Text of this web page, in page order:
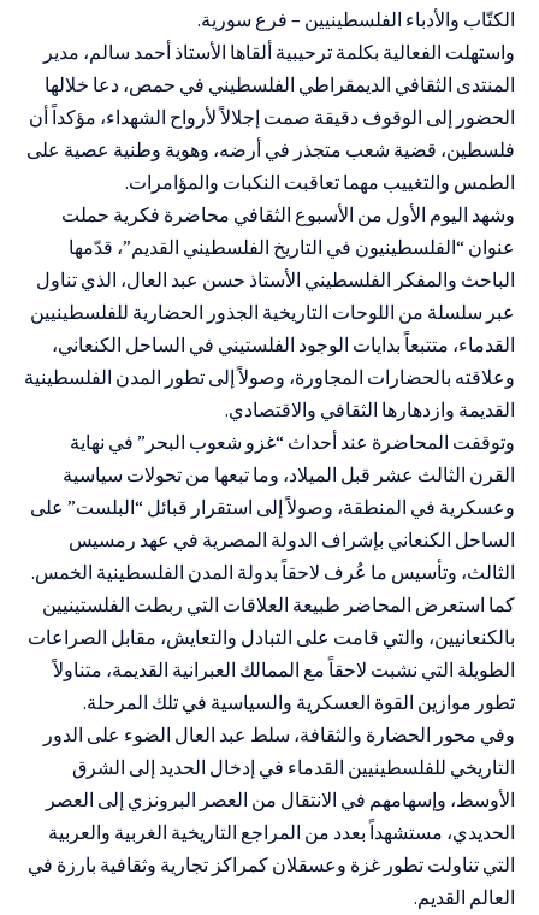
الكتّاب والأدباء الفلسطينيين – فرع سورية.
واستهلت الفعالية بكلمة ترحيبية ألقاها الأستاذ أحمد سالم، مدير
المنتدى الثقافي الديمقراطي الفلسطيني في حمص، دعا خلالها
الحضور إلى الوقوف دقيقة صمت إجلالاً لأرواح الشهداء، مؤكداً أن
فلسطين، قضية شعب متجذر في أرضه، وهوية وطنية عصية على
الطمس والتغييب مهما تعاقبت النكبات والمؤامرات.
وشهد اليوم الأول من الأسبوع الثقافي محاضرة فكرية حملت
عنوان “الفلسطينيون في التاريخ الفلسطيني القديم”، قدّمها
الباحث والمفكر الفلسطيني الأستاذ حسن عبد العال، الذي تناول
عبر سلسلة من اللوحات التاريخية الجذور الحضارية للفلسطينيين
القدماء، متتبعاً بدايات الوجود الفلستيني في الساحل الكنعاني،
وعلاقته بالحضارات المجاورة، وصولاً إلى تطور المدن الفلسطينية
القديمة وازدهارها الثقافي والاقتصادي.
وتوقفت المحاضرة عند أحداث “غزو شعوب البحر” في نهاية
القرن الثالث عشر قبل الميلاد، وما تبعها من تحولات سياسية
وعسكرية في المنطقة، وصولاً إلى استقرار قبائل “البلست” على
الساحل الكنعاني بإشراف الدولة المصرية في عهد رمسيس
الثالث، وتأسيس ما عُرف لاحقاً بدولة المدن الفلسطينية الخمس.
كما استعرض المحاضر طبيعة العلاقات التي ربطت الفلستينيين
بالكنعانيين، والتي قامت على التبادل والتعايش، مقابل الصراعات
الطويلة التي نشبت لاحقاً مع الممالك العبرانية القديمة، متناولاً
تطور موازين القوة العسكرية والسياسية في تلك المرحلة.
وفي محور الحضارة والثقافة، سلط عبد العال الضوء على الدور
التاريخي للفلسطينيين القدماء في إدخال الحديد إلى الشرق
الأوسط، وإسهامهم في الانتقال من العصر البرونزي إلى العصر
الحديدي، مستشهداً بعدد من المراجع التاريخية الغربية والعربية
التي تناولت تطور غزة وعسقلان كمراكز تجارية وثقافية بارزة في
العالم القديم.